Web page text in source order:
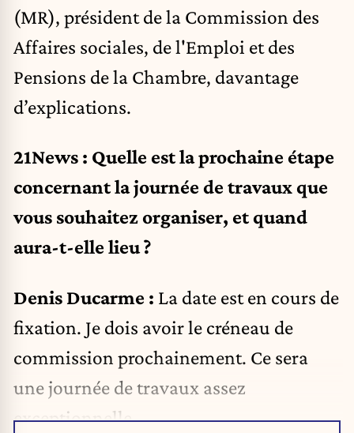
(MR), président de la Commission des
Affaires sociales, de l'Emploi et des
Pensions de la Chambre, davantage
d’explications.
21News : Quelle est la prochaine étape
concernant la journée de travaux que
vous souhaitez organiser, et quand
aura-t-elle lieu ?
Denis Ducarme : La date est en cours de
fixation. Je dois avoir le créneau de
commission prochainement. Ce sera
une journée de travaux assez
exceptionnelle.